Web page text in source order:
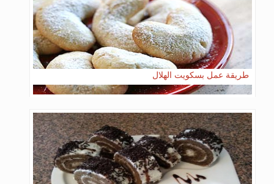
طريقة عمل بسكويت الهلال